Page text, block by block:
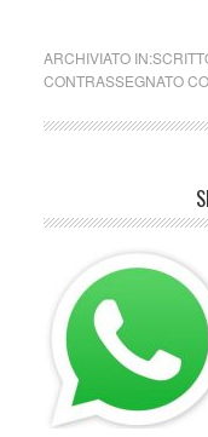
ARCHIVIATO IN:
CONTRASSEGNATO